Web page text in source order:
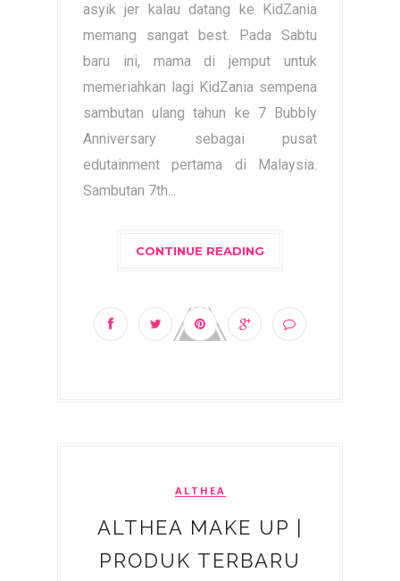
asyik jer kalau datang ke KidZania
memang sangat best. Pada Sabtu
baru ini, mama di jemput untuk
memeriahkan lagi KidZania sempena
sambutan ulang tahun ke 7 Bubbly
Anniversary sebagai pusat
edutainment pertama di Malaysia.
Sambutan 7th...
CONTINUE READING
ALTHEA
ALTHEA MAKE UP |
PRODUK TERBARU